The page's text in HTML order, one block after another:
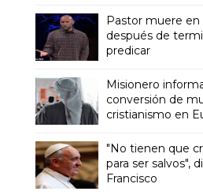
Pastor muere en
después de
predicar
Misionero
conversión de
cristianismo en
"No tienen que
para ser salvos",
Francisco